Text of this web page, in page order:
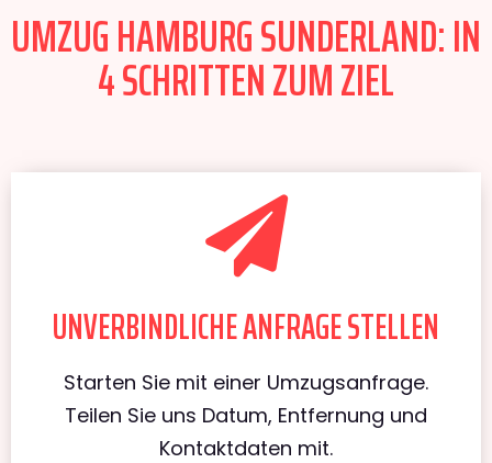
UMZUG HAMBURG SUNDERLAND: IN
4 SCHRITTEN ZUM ZIEL
UNVERBINDLICHE ANFRAGE STELLEN
Starten Sie mit einer Umzugsanfrage.
Teilen Sie uns Datum, Entfernung und
Kontaktdaten mit.